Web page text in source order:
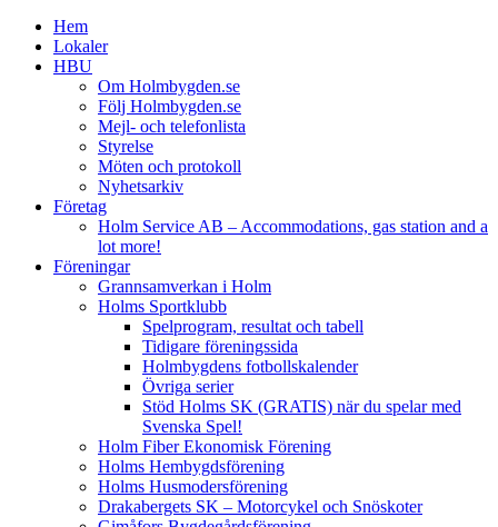
Hem
Lokaler
HBU
Om Holmbygden.se
Följ Holmbygden.se
Mejl- och telefonlista
Styrelse
Möten och protokoll
Nyhetsarkiv
Företag
Holm Service AB – Accommodations, gas station and a
lot more!
Föreningar
Grannsamverkan i Holm
Holms Sportklubb
Spelprogram, resultat och tabell
Tidigare föreningssida
Holmbygdens fotbollskalender
Övriga serier
Stöd Holms SK (GRATIS) när du spelar med
Svenska Spel!
Holm Fiber Ekonomisk Förening
Holms Hembygdsförening
Holms Husmodersförening
Drakabergets SK – Motorcykel och Snöskoter